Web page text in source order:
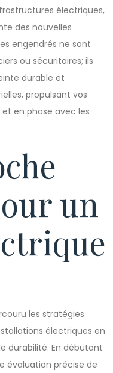
électriques,
des nouvelles
engendrés ne sont
ou sécuritaires; ils
durable et
propulsant vos
en phase avec les
un
les stratégies
électriques en
durabilité. En débutant
évaluation précise de